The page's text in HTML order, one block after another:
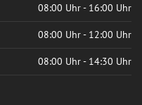
08:00 Uhr - 16:00 Uhr
08:00 Uhr - 12:00 Uhr
08:00 Uhr - 14:30 Uhr